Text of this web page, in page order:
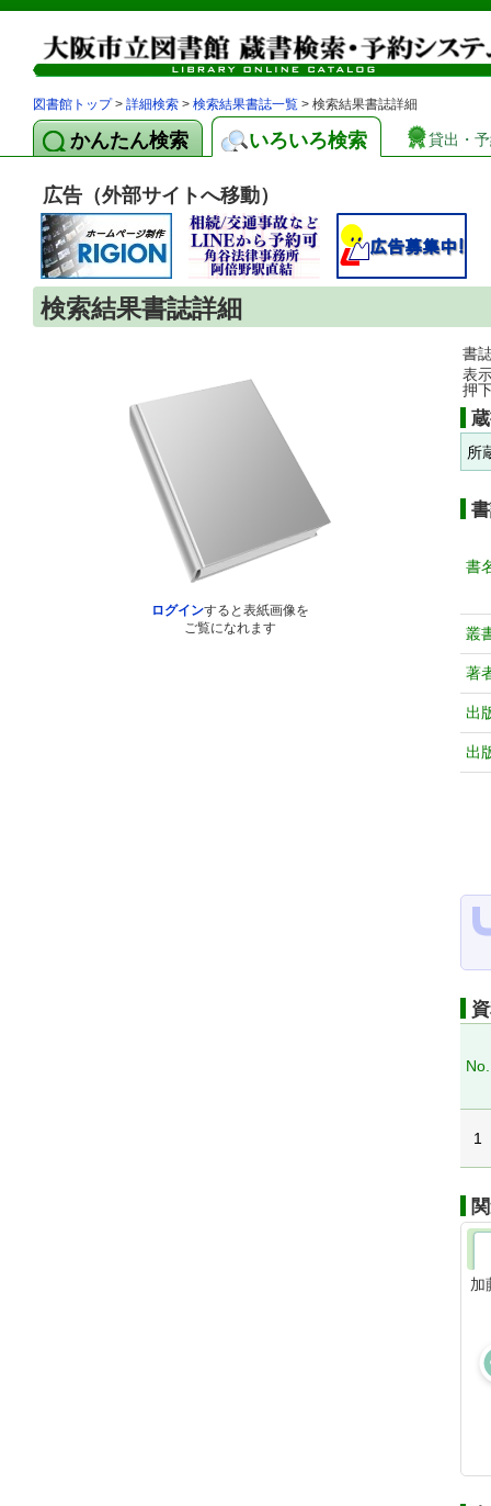
図書館トップ> 詳細検索 > 検索結果書誌一覧 > 検索結果書誌詳細
かんたん検索 いろいろ検索 貸出・
広告（外部サイトへ移動）
検索結果書誌詳細
ログインすると表紙画像を
ご覧になれます
書
表
押
所
書
叢
著
出
出
No.
1
加